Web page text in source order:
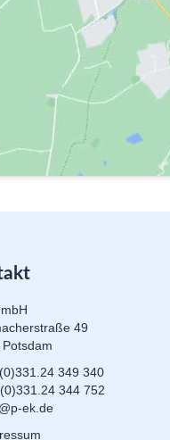
49
349 340
344 752
ek.de